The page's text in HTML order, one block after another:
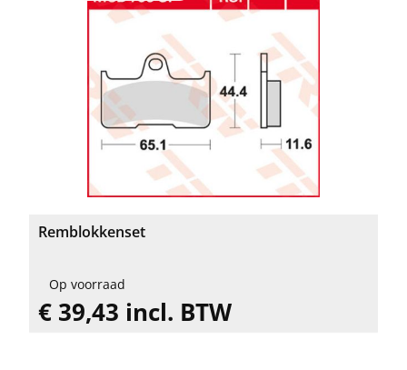
Remblokkenset
Op voorraad
€ 39,43 incl. BTW